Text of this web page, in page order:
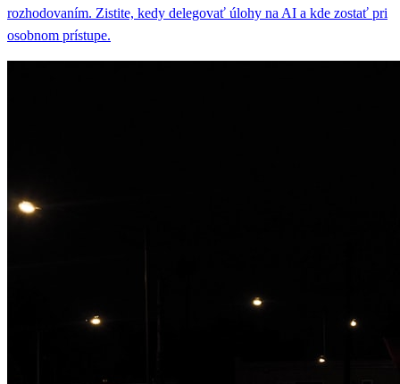
rozhodovaním. Zistite, kedy delegovať úlohy na AI a kde zostať pri
osobnom prístupe.